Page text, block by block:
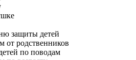
защиты детей
от родственников
по поводам